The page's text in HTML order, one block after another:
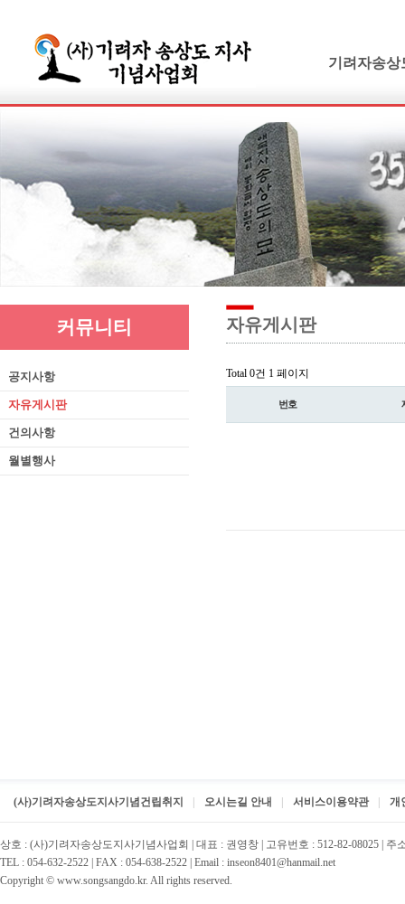
기려자송상
연보 및 가계
기려수필집
생애와사상
유묵과유품
연혁지
추모의글
커뮤니티
공지사항
자유게시판
건의사항
월별행사
자유게시판
Total 0건 1 페이지
번호
(사)기려자송상도지사기념건립취지 오시는길 안내 서비스이용약관 개
상호 : (사)기려자송상도지사기념사업회 | 대표 : 권영창 | 고유번호 : 512-82-08025 |
TEL : 054-632-2522 | FAX : 054-638-2522 | Email : inseon8401@hanmail.net
Copyright © www.songsangdo.kr. All rights reserved.